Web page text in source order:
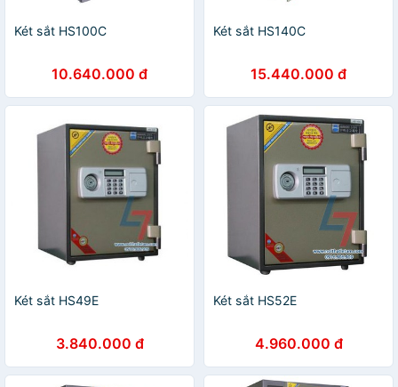
Két sắt HS100C
10.640.000 đ
Két sắt HS140C
15.440.000 đ
Két sắt HS49E
3.840.000 đ
Két sắt HS52E
4.960.000 đ